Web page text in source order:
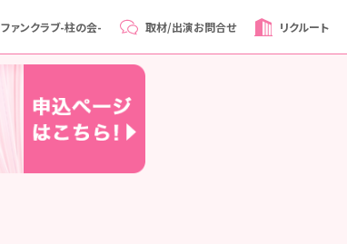
ファンクラブ-柱の会- 取材/出演お問合せ リクルート